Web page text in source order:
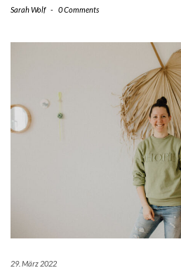
Sarah Wolf - 0 Comments
29. März 2022